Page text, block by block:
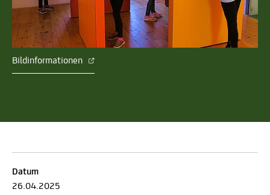
Bildinformationen
Datum
26.04.2025